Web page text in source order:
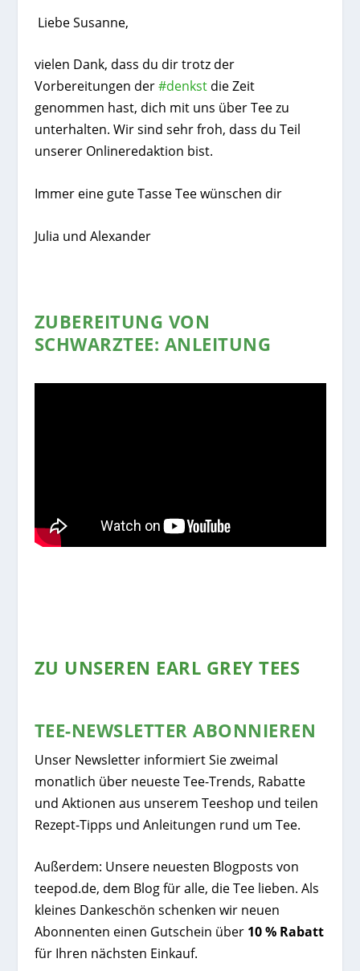
Liebe Susanne,
vielen Dank, dass du dir trotz der
Vorbereitungen der#denkstdie Zeit
genommen hast, dich mit uns über Tee zu
unterhalten. Wir sind sehr froh, dass du Teil
unserer Onlineredaktion bist.
Immer eine gute Tasse Tee wünschen dir
Julia und Alexander
ZUBEREITUNG VON
SCHWARZTEE: ANLEITUNG
ZU UNSEREN EARL GREY TEES
TEE-NEWSLETTER ABONNIEREN
Unser Newsletter informiert Sie zweimal
monatlich über neueste Tee-Trends, Rabatte
und Aktionen aus unserem Teeshop und teilen
Rezept-Tipps und Anleitungen rund um Tee.
Außerdem: Unsere neuesten Blogposts von
teepod.de, dem Blog für alle, die Tee lieben. Als
kleines Dankeschön schenken wir neuen
Abonnenten einen Gutschein über 10 % Rabatt
für Ihren nächsten Einkauf.